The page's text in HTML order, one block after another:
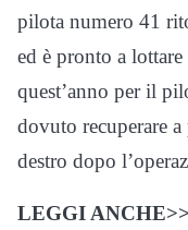
pilota numero 41
ed è pronto a
quest’anno per il
dovuto recuperare
destro dopo
LEGGI ANCHE>>